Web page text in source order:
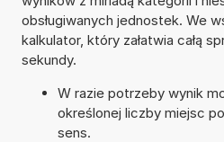
obsługiwanych jednostek. We
kalkulator, który załatwia całą
sekundy.
W razie potrzeby wynik
określonej liczby miejsc
sens.